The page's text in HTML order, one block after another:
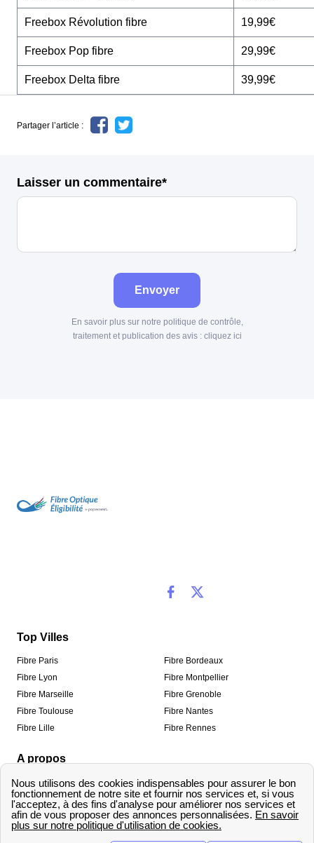
Freebox Révolution fibre 19,99€
Freebox Pop fibre 29,99€
Freebox Delta fibre 39,99€
Partager l’article :
Laisser un commentaire*
Envoyer
En savoir plus sur notre politique de contrôle,
traitement et publication des avis : cliquez ici
Top Villes
Fibre Paris
Fibre Lyon
Fibre Marseille
Fibre Toulouse
Fibre Lille
Fibre Bordeaux
Fibre Montpellier
Fibre Grenoble
Fibre Nantes
Fibre Rennes
A propos
Qui sommes-nous ?
Informations de contact
Méthodologie de classement
Mentions légales
Traitement des avis